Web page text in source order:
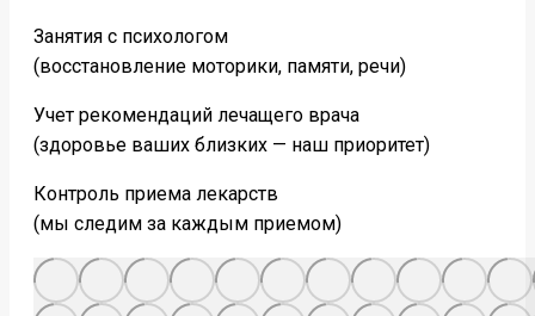
Занятия с психологом
(восстановление моторики, памяти, речи)
Учет рекомендаций лечащего врача
(здоровье ваших близких — наш приоритет)
Контроль приема лекарств
(мы следим за каждым приемом)